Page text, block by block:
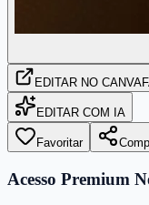
EDITAR NO CANVA
EDITAR COM IA
Favoritar
Acesso Premium